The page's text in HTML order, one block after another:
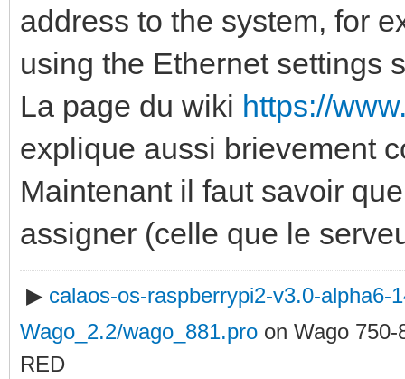
address to the system, for
using the Ethernet settings
La page du wiki https://
explique aussi brievement
Maintenant il faut savoir
assigner (celle que le
▶ calaos-os-raspberrypi2-v3.0-alpha6-
Wago_2.2/wago_881.pro on Wago 750-
RED